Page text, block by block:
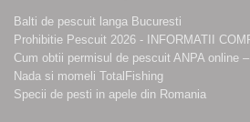
Balti de pescuit langa Bucuresti
Prohibitie Pescuit 2026 - INFORMATII
Cum obtii permisul de pescuit ANPA online
Nada si momeli TotalFishing
Specii de pesti in apele din Romania